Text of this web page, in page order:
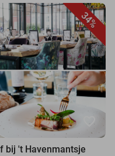
34%
favorite_border
bij 't Havenmantsje